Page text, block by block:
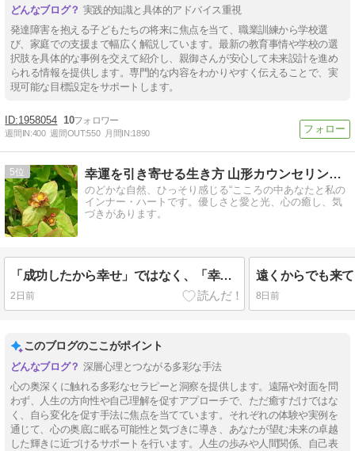
実践的知識と具体的アドバイス重視
発達障害を抱える子どもたちの将来に焦点を当て、職業訓練から学校選
び、家庭での支援まで幅広く解説しています。最新の教育事情や学校の選
択肢を具体的な事例を交えて紹介し、親御さんが安心して未来設計を進め
られる情報を提供します。専門的な内容をわかりやすく伝えることで、実
現可能な目標設定をサポートします。
1958054 10
週間IN:400 週間OUT:550 月間IN:1890
5 幸運を引き寄せる生き方 山形カウンセリング インナーハート
のどかな自然、ひっそり感じる“こころの中あなたと私の
インナー・ハートです。優しさと愛と光、心の癒し、気
づきがあります。
「成功したから幸せ」ではなく、「幸せだから成功する」のです。
2日前 8日前
このブログのここがポイント
深層心理とつながる多彩な手法
心の奥深くに触れる多彩なセラピーと洞察を提供します。遠隔や対面を問
わず、人生の方向性や自己理解を促すアプローチで、ただ癒すだけではな
く、自ら変化を促す手法に焦点を当てています。それぞれの体験や実例を
通じて、心の奥底に眠る可能性と気づきに導き、あなたが望む未来の卓越
した輝きに近づけるサポートを行います。人生の歩みや人間関係、自己表